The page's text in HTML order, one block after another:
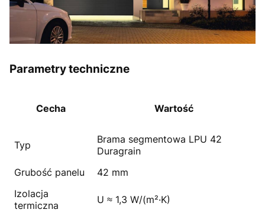
Parametry techniczne
Cecha Wartość
Typ
Brama segmentowa LPU 42
Duragrain
Grubość panelu
42 mm
Izolacja
termiczna
U ≈ 1,3 W/(m²·K)